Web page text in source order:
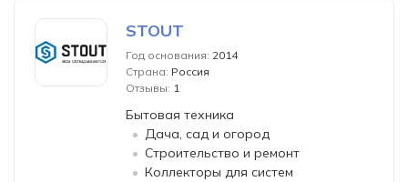
STOUT
Год основания: 2014
Страна: Россия
Отзывы: 1
Бытовая техника
Дача, сад и огород
Строительство и ремонт
Коллекторы для систем